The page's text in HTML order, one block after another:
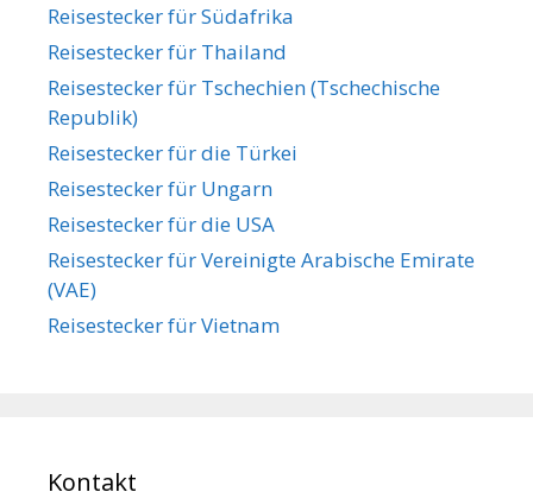
Reisestecker für Südafrika
Reisestecker für Thailand
Reisestecker für Tschechien (Tschechische
Republik)
Reisestecker für die Türkei
Reisestecker für Ungarn
Reisestecker für die USA
Reisestecker für Vereinigte Arabische Emirate
(VAE)
Reisestecker für Vietnam
Kontakt